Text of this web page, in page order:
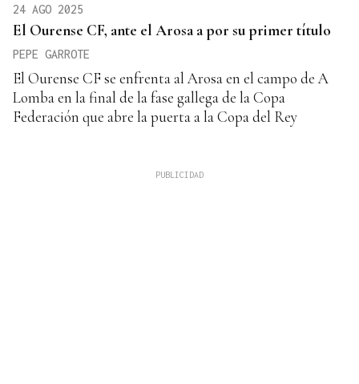
24 AGO 2025
El Ourense CF, ante el Arosa a por su primer título
PEPE GARROTE
El Ourense CF se enfrenta al Arosa en el campo de A
Lomba en la final de la fase gallega de la Copa
Federación que abre la puerta a la Copa del Rey